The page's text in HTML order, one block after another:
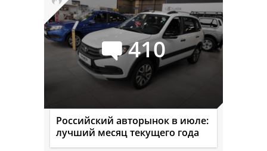
410
Российский авторынок в июле:
лучший месяц текущего года